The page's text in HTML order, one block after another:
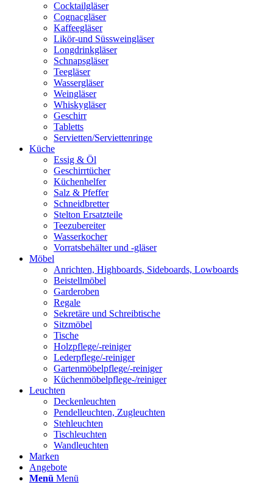
Cocktailgläser
Cognacgläser
Kaffeegläser
Likör-und Süssweingläser
Longdrinkgläser
Schnapsgläser
Teegläser
Wassergläser
Weingläser
Whiskygläser
Geschirr
Tabletts
Servietten/Serviettenringe
Küche
Essig & Öl
Geschirrtücher
Küchenhelfer
Salz & Pfeffer
Schneidbretter
Stelton Ersatzteile
Teezubereiter
Wasserkocher
Vorratsbehälter und -gläser
Möbel
Anrichten, Highboards, Sideboards, Lowboards
Beistellmöbel
Garderoben
Regale
Sekretäre und Schreibtische
Sitzmöbel
Tische
Holzpflege/-reiniger
Lederpflege/-reiniger
Gartenmöbelpflege/-reiniger
Küchenmöbelpflege-/reiniger
Leuchten
Deckenleuchten
Pendelleuchten, Zugleuchten
Stehleuchten
Tischleuchten
Wandleuchten
Marken
Angebote
Menü Menü